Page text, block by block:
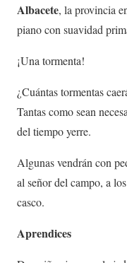
Albacete, la provincia
piano con suavidad
¡Una tormenta!
¿Cuántas tormentas
Tantas como sean
del tiempo yerre.
Algunas vendrán con
al señor del campo, a
casco.
Aprendices